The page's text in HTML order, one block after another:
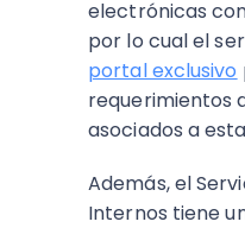
electrónicas
por lo cual el
portal exclusivo
requerimientos
asociados a
Además, el
Internos tiene